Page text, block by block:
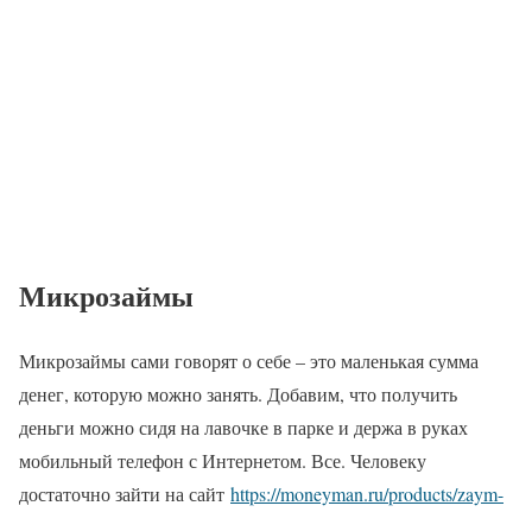
Микрозаймы
Микрозаймы сами говорят о себе – это маленькая сумма
денег, которую можно занять. Добавим, что получить
деньги можно сидя на лавочке в парке и держа в руках
мобильный телефон с Интернетом. Все. Человеку
достаточно зайти на сайт https://moneyman.ru/products/zaym-